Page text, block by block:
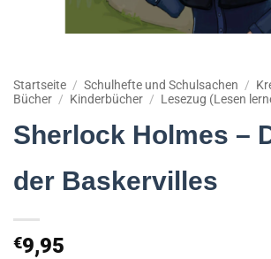
Startseite / Schulhefte und Schulsachen /
Bücher / Kinderbücher / Lesezug (Lesen
Sherlock Holmes –
der Baskervilles
€9,95